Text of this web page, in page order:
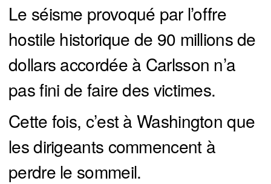
Le séisme provoqué par l’offre
hostile historique de 90 millions de
dollars accordée à Carlsson n’a
pas fini de faire des victimes.
Cette fois, c’est à Washington que
les dirigeants commencent à
perdre le sommeil.